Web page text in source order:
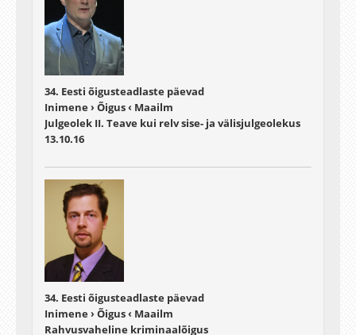
34. Eesti õigusteadlaste päevad
Inimene › Õigus ‹ Maailm
Julgeolek II. Teave kui relv sise- ja välisjulgeolekus
13.10.16
34. Eesti õigusteadlaste päevad
Inimene › Õigus ‹ Maailm
Rahvusvaheline kriminaalõigus